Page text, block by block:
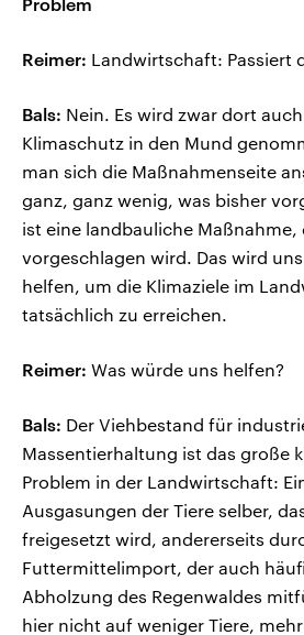
Problem
Reimer: Landwirtschaft: Passiert
Bals: Nein. Es wird zwar dort
Klimaschutz in den Mund
man sich die Maßnahmenseite
ganz, ganz wenig, was bisher
ist eine landbauliche Maßnahme,
vorgeschlagen wird. Das wird
helfen, um die Klimaziele im
tatsächlich zu erreichen.
Reimer: Was würde uns helfen?
Bals: Der Viehbestand für
Massentierhaltung ist das große
Problem in der Landwirtschaft:
Ausgasungen der Tiere selber,
freigesetzt wird, andererseits
Futtermittelimport, der auch
Abholzung des Regenwaldes
hier nicht auf weniger Tiere,